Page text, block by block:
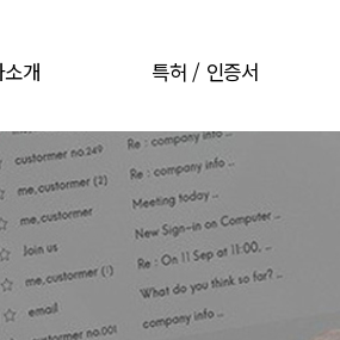
개
사말
요
연혁
는길
특허 / 인증서
특허 / 인증서